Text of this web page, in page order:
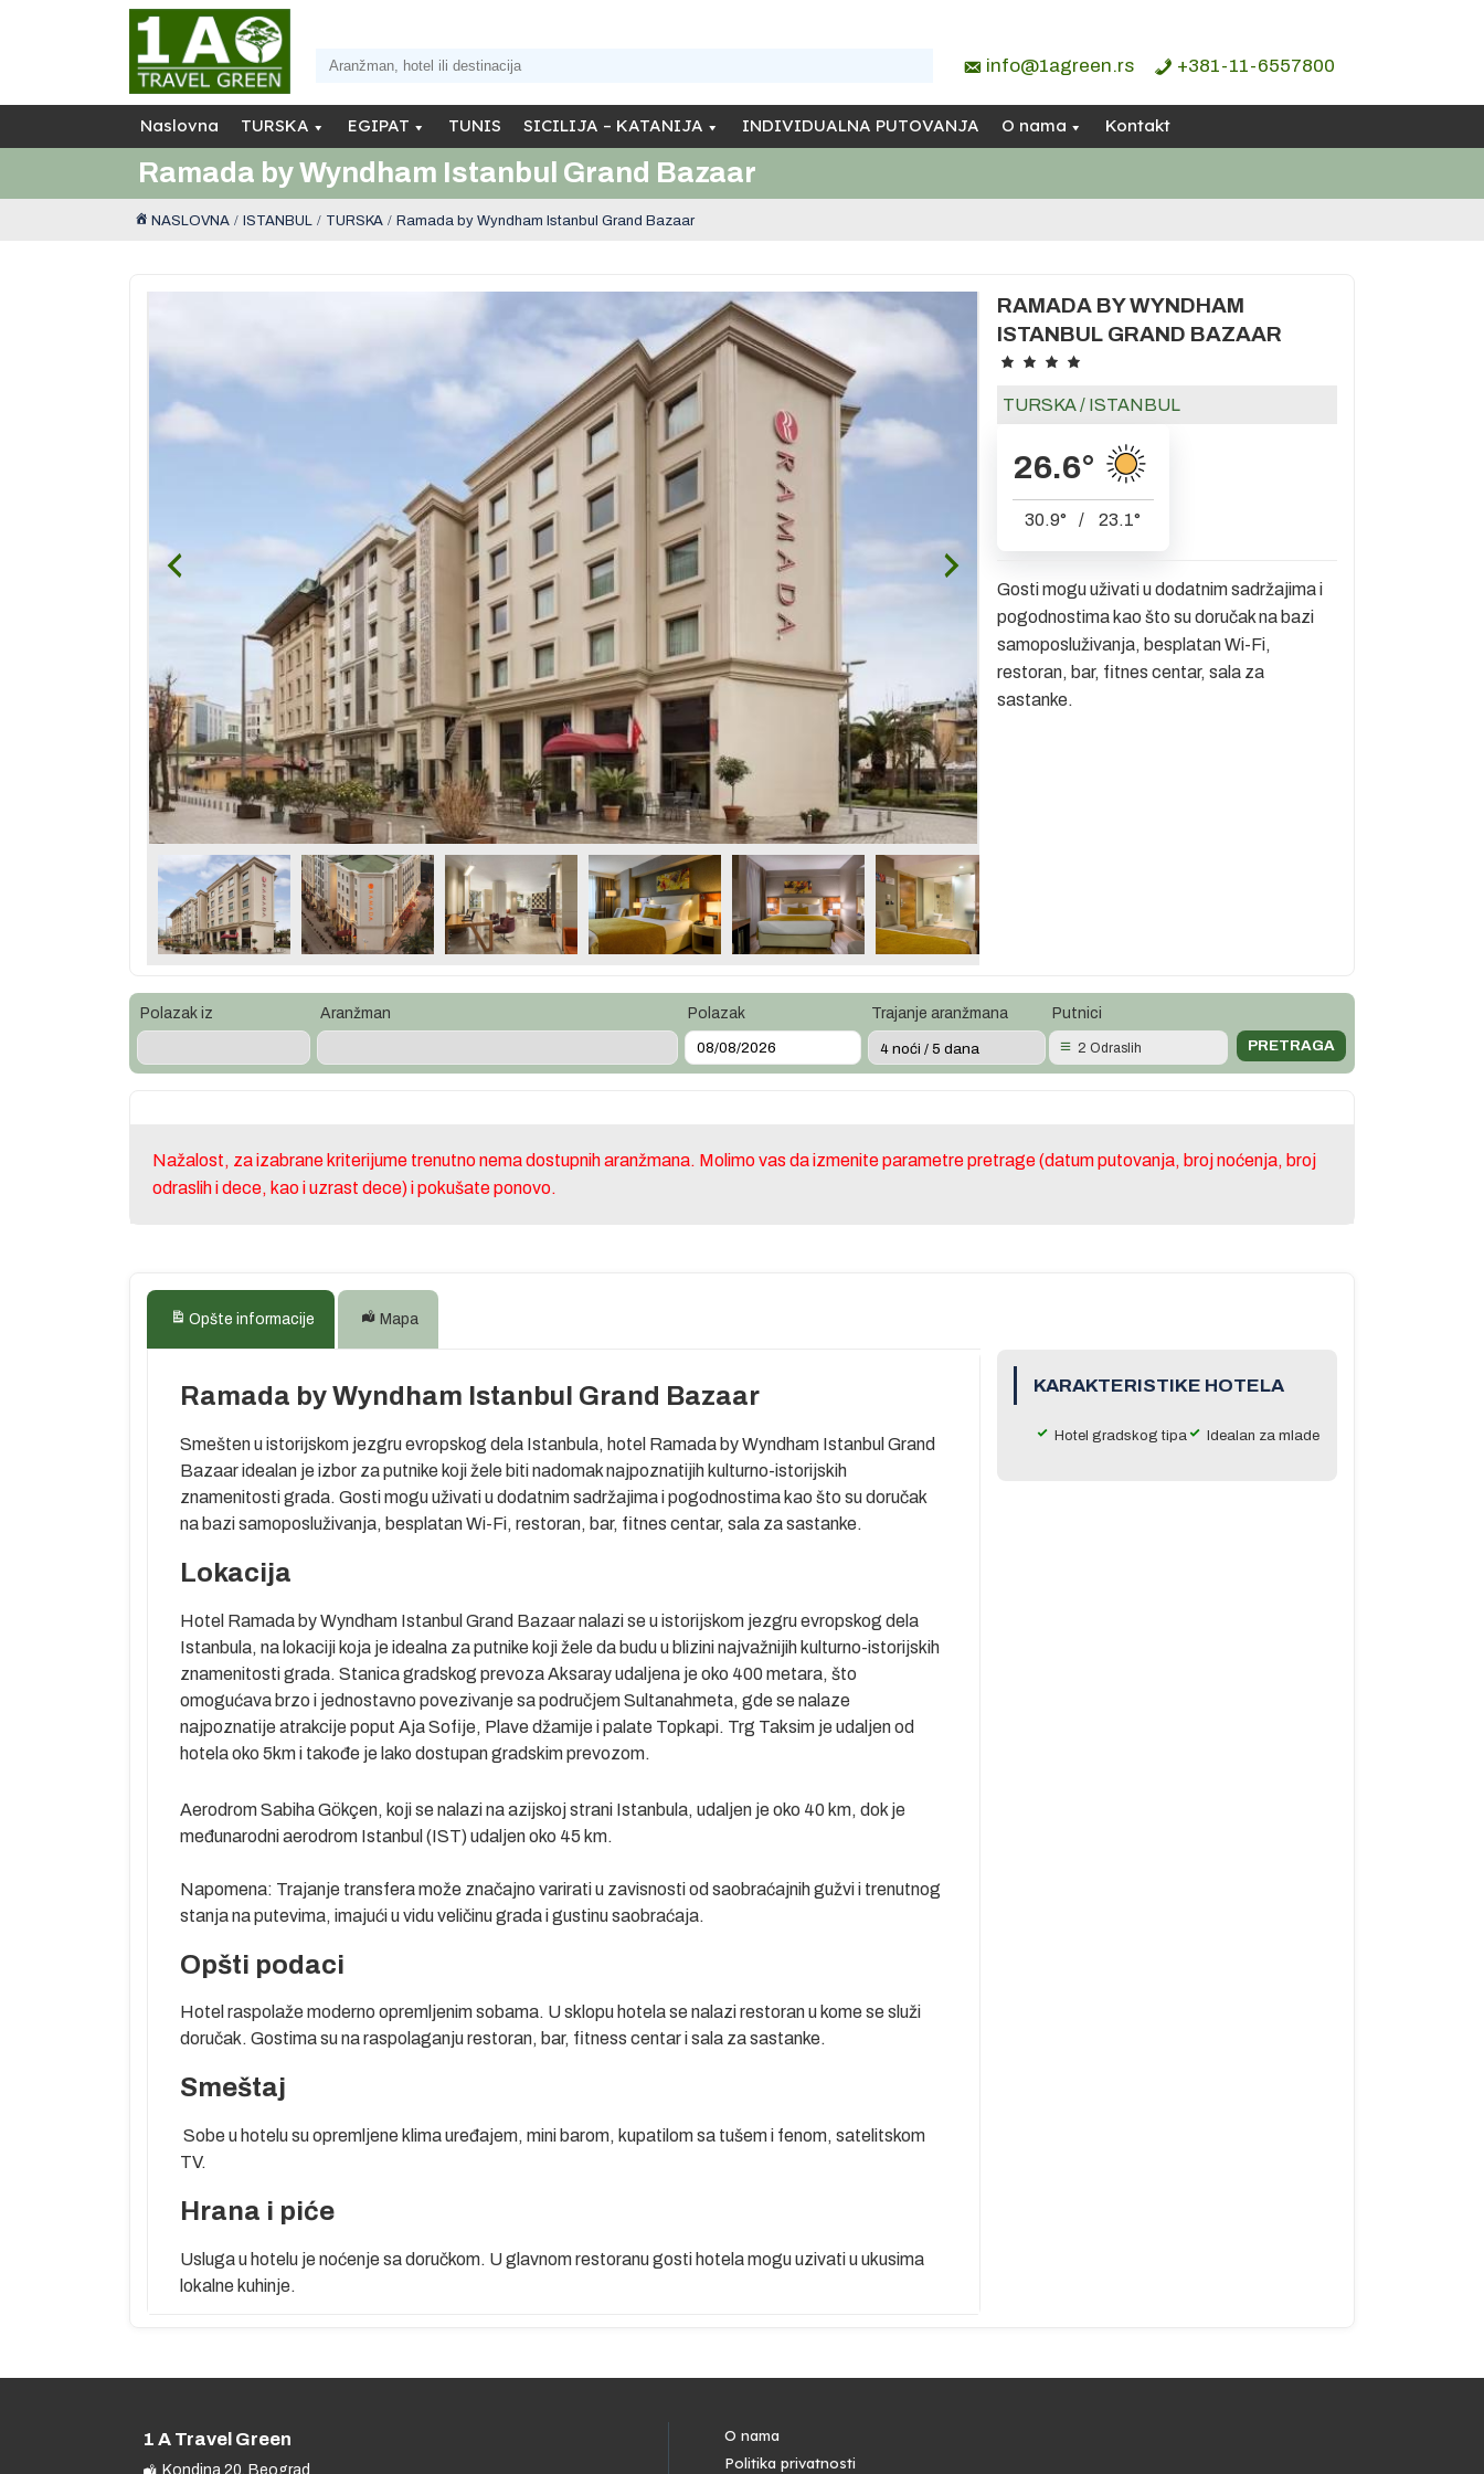
info@1agreen.rs +381-11-6557800
Naslovna TURSKA EGIPAT TUNIS SICILIJA – KATANIJA INDIVIDUALNA PUTOVANJA O nama Kontakt
Ramada by Wyndham Istanbul Grand Bazaar
NASLOVNA ISTANBUL TURSKA Ramada by Wyndham Istanbul Grand Bazaar
RAMADA BY WYNDHAM
ISTANBUL GRAND BAZAAR
TURSKA/ ISTANBUL
26.6°
30.9° / 23.1°
Gosti mogu uživati u dodatnim sadržajima i
pogodnostima kao što su doručak na bazi
samoposluživanja, besplatan Wi-Fi,
restoran, bar, fitnes centar, sala za
sastanke.
Polazak iz Aranžman Polazak Trajanje aranžmana Putnici
2 Odraslih
Nažalost, za izabrane kriterijume trenutno nema dostupnih aranžmana. Molimo vas da izmenite parametre pretrage (datum putovanja, broj noćenja, broj
odraslih i dece, kao i uzrast dece) i pokušate ponovo.
Opšte informacije Mapa
Ramada by Wyndham Istanbul Grand Bazaar
Smešten u istorijskom jezgru evropskog dela Istanbula, hotel Ramada by Wyndham Istanbul Grand
Bazaar idealan je izbor za putnike koji žele biti nadomak najpoznatijih kulturno-istorijskih
znamenitosti grada. Gosti mogu uživati u dodatnim sadržajima i pogodnostima kao što su doručak
na bazi samoposluživanja, besplatan Wi-Fi, restoran, bar, fitnes centar, sala za sastanke.
Lokacija
Hotel Ramada by Wyndham Istanbul Grand Bazaar nalazi se u istorijskom jezgru evropskog dela
Istanbula, na lokaciji koja je idealna za putnike koji žele da budu u blizini najvažnijih kulturno-istorijskih
znamenitosti grada. Stanica gradskog prevoza Aksaray udaljena je oko 400 metara, što
omogućava brzo i jednostavno povezivanje sa područjem Sultanahmeta, gde se nalaze
najpoznatije atrakcije poput Aja Sofije, Plave džamije i palate Topkapi. Trg Taksim je udaljen od
hotela oko 5km i takođe je lako dostupan gradskim prevozom.
Aerodrom Sabiha Gökçen, koji se nalazi na azijskoj strani Istanbula, udaljen je oko 40 km, dok je
međunarodni aerodrom Istanbul (IST) udaljen oko 45 km.
Napomena: Trajanje transfera može značajno varirati u zavisnosti od saobraćajnih gužvi i trenutnog
stanja na putevima, imajući u vidu veličinu grada i gustinu saobraćaja.
Opšti podaci
Hotel raspolaže moderno opremljenim sobama. U sklopu hotela se nalazi restoran u kome se služi
doručak. Gostima su na raspolaganju restoran, bar, fitness centar i sala za sastanke.
Smeštaj
Sobe u hotelu su opremljene klima uređajem, mini barom, kupatilom sa tušem i fenom, satelitskom
TV.
Hrana i piće
Usluga u hotelu je noćenje sa doručkom. U glavnom restoranu gosti hotela mogu uzivati u ukusima
lokalne kuhinje.
KARAKTERISTIKE HOTELA
Hotel gradskog tipa Idealan za mlade
1 A Travel Green
Kondina 20, Beograd
O nama
Politika privatnosti